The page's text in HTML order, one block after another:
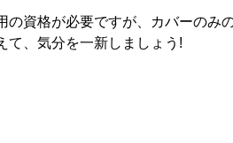
の資格が必要ですが、カバーのみ
て、気分を一新しましょう!